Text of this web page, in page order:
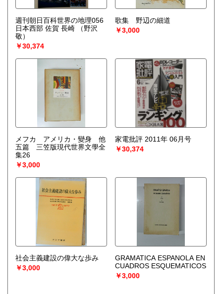
週刊朝日百科世界の地理056
日本西部 佐賀 長崎
（野沢
敬）
￥30,374
歌集 野辺の細道
￥3,000
メフカ アメリカ・變身 他
五篇 三笠版現代世界文學全
集26
￥3,000
家電批評 2011年 06月号
￥30,374
社会主義建設の偉大な歩み
￥3,000
GRAMATICA ESPANOLA EN
CUADROS ESQUEMATICOS
￥3,000